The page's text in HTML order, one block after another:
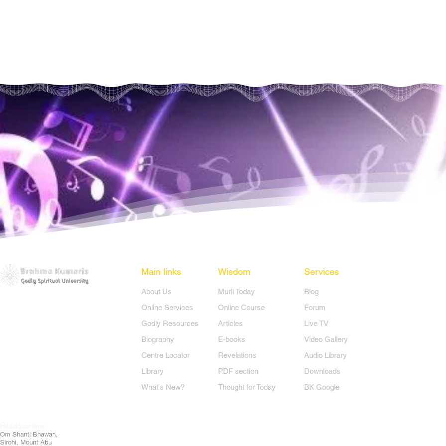
Main links Wisdom
​About Us
Online Services
Godly Resources
Biography
Centre Locator
Library
What's New?
​Murli Today
Online Course
Articles
E-books
Revelations
PDF section
Thought for Today
Services
Blog
Forum
Live TV
Video Gallery
Audio Library
Downloads
BK Google
Om Shanti Bhawan,
Sirohi, Mount Abu